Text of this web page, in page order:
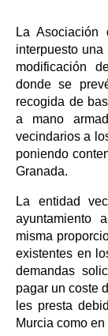
La
interpuesto
modificación
donde se
recogida de
a mano
vecindarios a
poniendo
Granada.
La entidad
ayuntamiento
misma
existentes en
demandas
pagar un coste
les presta
Murcia como